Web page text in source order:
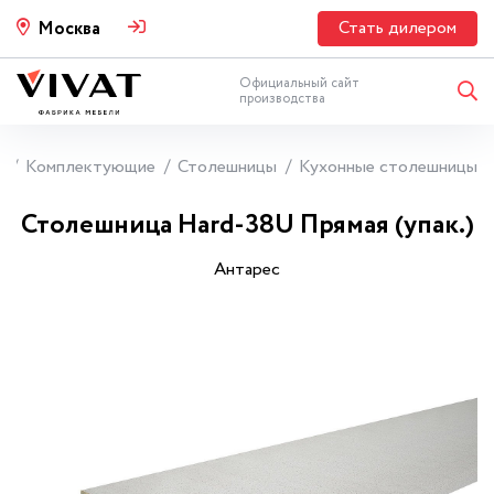
Москва Стать дилером
Официальный сайт
производства
Комплектующие Столешницы Кухонные столешницы
Столешница Hard-38U Прямая (упак.)
Антарес